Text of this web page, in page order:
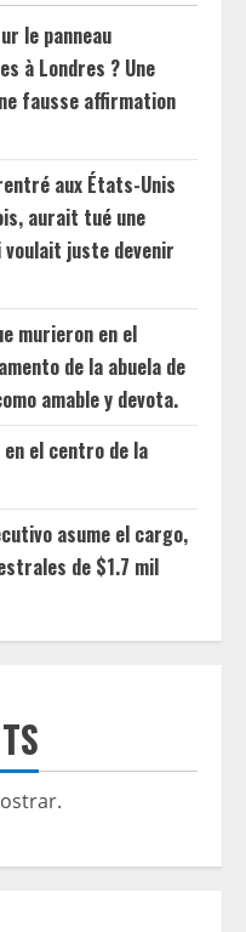
le panneau
à Londres ? Une
fausse affirmation
aux États-Unis
aurait tué une
juste devenir
murieron en el
de la abuela de
amable y devota.
el centro de la
asume el cargo,
de $1.7 mil